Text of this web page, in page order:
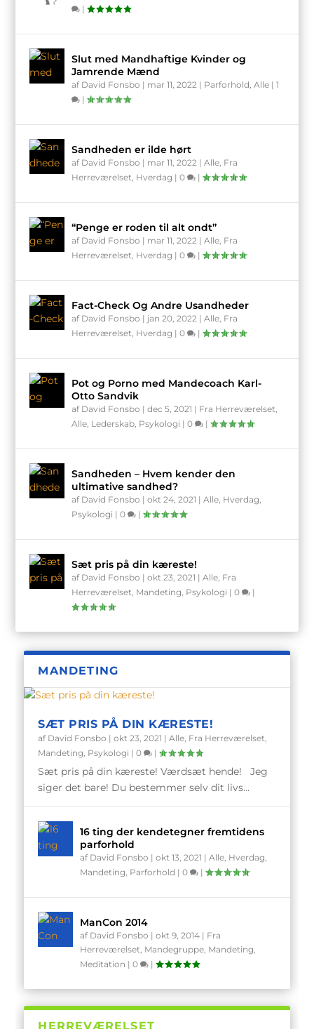
|
Slut med Mandhaftige Kvinder og
Jamrende Mænd
af David Fonsbo | mar 11, 2022 | Parforhold ,Alle |1
|
Sandheden er ilde hørt
af David Fonsbo | mar 11, 2022 |Alle Fra
Herreværelset Hverdag |0 |
“Penge er roden til alt ondt”
af David Fonsbo | mar 11, 2022 |Alle Fra
Herreværelset Hverdag |0 |
Fact-Check Og Andre Usandheder
af David Fonsbo | jan 20, 2022 |Alle Fra
Herreværelset Hverdag |0 |
Pot og Porno med Mandecoach Karl-
Otto Sandvik
af David Fonsbo |dec 5, 2021 | Fra Herreværelset
Alle Lederskab Psykologi |0 |
Sandheden – Hvem kender den
ultimative sandhed?
af David Fonsbo |okt 24, 2021 |Alle Hverdag
Psykologi |0 |
Sæt pris på din kæreste!
af David Fonsbo |okt 23, 2021 |Alle Fra
Herreværelset Mandeting Psykologi |0 |
MANDETING
SÆT PRIS PÅ DIN KÆRESTE!
af David Fonsbo |okt 23, 2021 |Alle Fra Herreværelset
Mandeting Psykologi |0 |
Sæt pris på din kæreste! Værdsæt hende! Jeg
siger det bare! Du bestemmer selv dit livs...
16 ting der kendetegner fremtidens
parforhold
af David Fonsbo |okt 13, 2021 |Alle Hverdag
Mandeting Parforhold |0 |
ManCon 2014
af David Fonsbo |okt 9, 2014 | Fra
Herreværelset Mandegruppe Mandeting
Meditation |0 |
HERREVÆRELSET